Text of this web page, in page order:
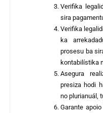
Verifika
sira
Verifika
ka
prosesu ba
kontabilístika
Asegura
presiza hodi
no plurianuál,
Garante